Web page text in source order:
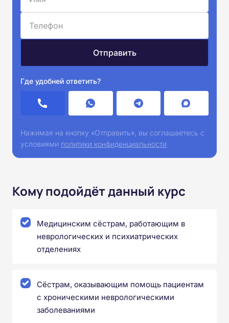
Где удобней ответить?
Нажимая на кнопку «Отправить», вы соглашаетесь с
условиями политики конфиденциальности
Кому подойдёт данный курс
Медицинским сёстрам, работающим в
неврологических и психиатрических
отделениях
Сёстрам, оказывающим помощь пациентам
с хроническими неврологическими
заболеваниями